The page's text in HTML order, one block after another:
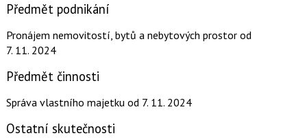
Předmět podnikání
Pronájem nemovitostí, bytů a nebytových prostor od
7. 11. 2024
Předmět činnosti
Správa vlastního majetku od 7. 11. 2024
Ostatní skutečnosti